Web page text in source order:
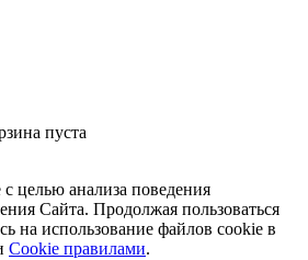
пуста
целью анализа поведения
Сайта. Продолжая пользоваться
на использование файлов cookie в
Cookiе правилами.